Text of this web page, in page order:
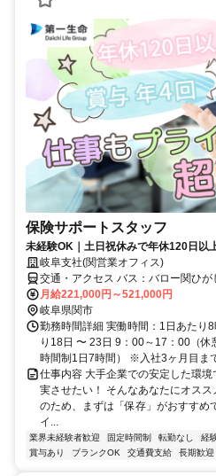
保険サポートスタッフ
未経験OK｜土日祝休みで年休120日以
岐阜支社(関営業オフィス)
交通・アクセス バス：バロー関ひ
月給221,000円～521,000円
岐阜県関市
勤務時間詳細 実働時間：1日あたり
り18日 〜 23日 9：00～17：00（
時間制1日7時間） ※入社3ヶ月目ま
仕事内容 大手企業での安定した環
実させたい！ そんなあなたにオス
のため、まずは「保存」がおすす
イ...
業界未経験者歓迎 固定時間制 転勤なし 経
賞与あり
ブランクOK 交通費支給 長期歓迎